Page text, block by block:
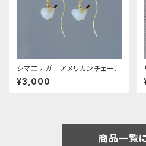
シマエナガ アメリカンチェーン
ピアス
¥3,000
商品一覧